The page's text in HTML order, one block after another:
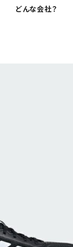
どんな会社？